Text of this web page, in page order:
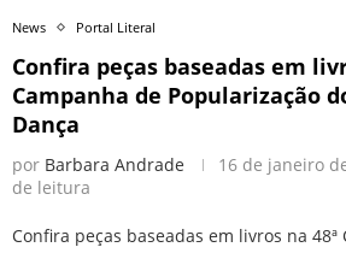
News Portal Literal
Confira peças baseadas em
Campanha de Popularização
Dança
por Barbara Andrade 16 de janeiro
de leitura
Confira peças baseadas em livros na 48ª